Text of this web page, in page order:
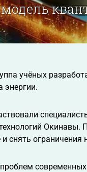
модель
учёных
энергии.
Окинавы.
и снять